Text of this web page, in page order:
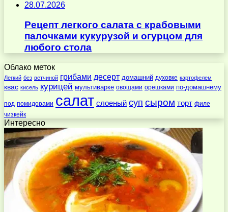
28.07.2026
Рецепт легкого салата с крабовыми
палочками кукурузой и огурцом для
любого стола
Облако меток
Легкий без ветчиной грибами десерт домашний духовке картофелем
квас кисель курицей мультиварке овощами орешками по-домашнему
под помидорами салат слоеный суп сыром торт филе
чизкейк
Интересно